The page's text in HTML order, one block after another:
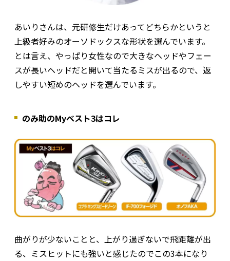
あいりさんは、元研修生だけあってどちらかというと
上級者好みのオーソドックスな形状を選んでいます。
とは言え、やっぱり女性なので大きなヘッドやフェー
スが長いヘッドだと開いて当たるミスが出るので、返
しやすい短めのヘッドを選んでいます。
のみ助のMyベスト3はコレ
曲がりが少ないことと、上がり過ぎないで飛距離が出
る、ミスヒットにも強いと感じたのでこの3本になり